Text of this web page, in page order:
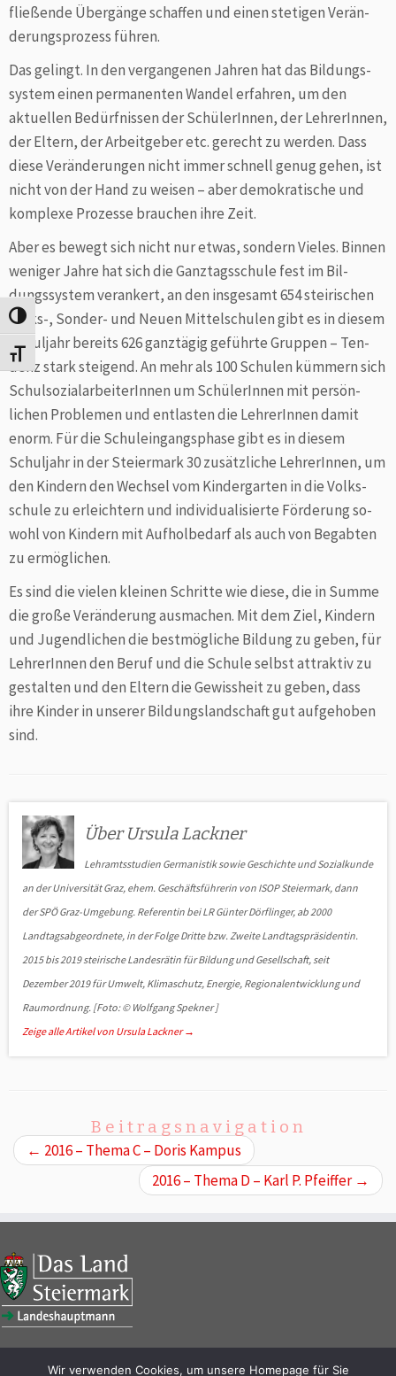
Umschalten auf hohe Kontraste
Schrift vergrößern
fließende Übergänge schaffen und einen stetigen Verän­
derungsprozess führen.
Das gelingt. In den vergangenen Jahren hat das Bildungs­
system einen permanenten Wandel erfahren, um den
aktuellen Bedürfnissen der SchülerInnen, der LehrerInnen,
der Eltern, der Arbeitgeber etc. gerecht zu werden. Dass
diese Veränderungen nicht immer schnell genug gehen, ist
nicht von der Hand zu weisen – aber demokratische und
kom­plexe Prozesse brauchen ihre Zeit.
Aber es bewegt sich nicht nur etwas, sondern Vieles. Bin­nen
weniger Jahre hat sich die Ganztagsschule fest im Bil­
dungssystem verankert, an den insgesamt 654 stei­rischen
Volks-, Sonder- und Neuen Mittelschulen gibt es in diesem
Schuljahr bereits 626 ganztägig geführte Gruppen – Ten­
denz stark steigend. An mehr als 100 Schulen küm­mern sich
SchulsozialarbeiterInnen um SchülerInnen mit per­sön­
lichen Problemen und entlasten die LehrerInnen damit
enorm. Für die Schuleingangsphase gibt es in diesem
Schuljahr in der Steiermark 30 zusätz­liche LehrerInnen, um
den Kindern den Wechsel vom Kindergarten in die Volks­
schule zu erleichtern und individualisierte Förderung so­
wohl von Kindern mit Aufholbedarf als auch von Be­gabten
zu ermöglichen.
Es sind die vielen kleinen Schritte wie diese, die in Summe
die große Veränderung ausmachen. Mit dem Ziel, Kindern
und Jugendlichen die bestmögliche Bildung zu geben, für
LehrerInnen den Beruf und die Schule selbst attraktiv zu
gestalten und den Eltern die Gewissheit zu geben, dass
ihre Kinder in unserer Bildungslandschaft gut aufgehoben
sind.
Über Ursula Lackner
Lehramtsstudien Germanistik sowie Geschichte und Sozialkunde
an der Universität Graz, ehem. Geschäftsführerin von ISOP Steiermark, dann
der SPÖ Graz-Umgebung. Referentin bei LR Günter Dörflinger, ab 2000
Landtagsabgeordnete, in der Folge Dritte bzw. Zweite Land­tags­präsidentin.
2015 bis 2019 steirische Landesrätin für Bildung und Gesell­schaft, seit
Dezember 2019 für Umwelt, Klimaschutz, Energie, Regio­nal­ent­wicklung und
Raumordnung. [Foto: © Wolfgang Spekner ]
Zeige alle Artikel von Ursula Lackner→
Beitragsnavigation
← 2016 – Thema C – Doris Kampus
2016 – Thema D – Karl P. Pfeiffer →
Wir verwenden Cookies, um unsere Homepage für Sie